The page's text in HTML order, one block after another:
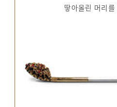
땋아올린 머리